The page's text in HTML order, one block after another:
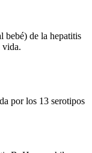
bebé) de la hepatitis
vida.
por los 13 serotipos